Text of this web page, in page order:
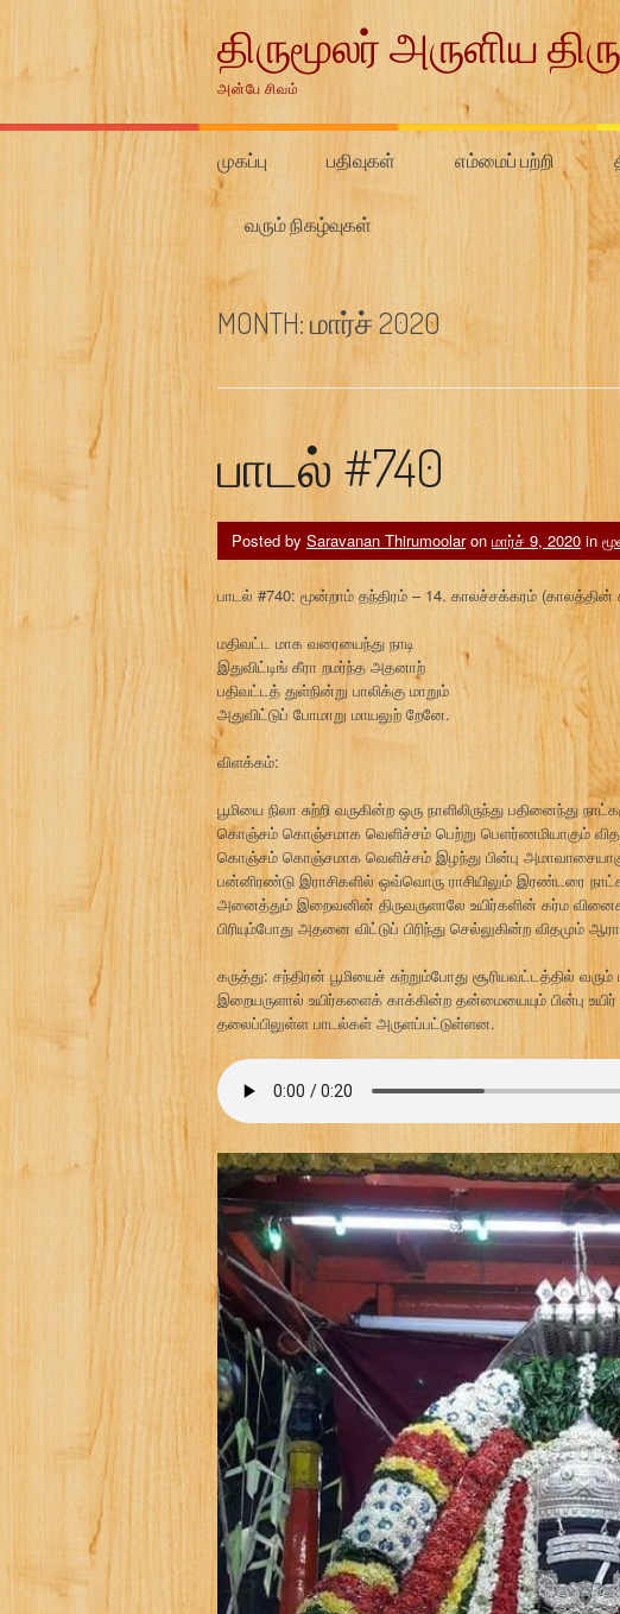
திருமூலர் அருளிய
அன்பே சிவம்
முகப்பு பதிவுகள் எம்மைப் பற்றி
வரும் நிகழ்வுகள்
MONTH:மார்ச் 2020
பாடல் #740
Posted by Saravanan Thirumoolaron மார்ச் 9, 2020 in
பாடல் #740: மூன்றாம் தந்திரம் – 14. காலச்சக்கரம் (காலத்தின்
மதிவட்ட மாக வரையைந்து நாடி
இதுவிட்டிங் கீரா றமர்ந்த அதனாற்
பதிவட்டத் துள்நின்று பாலிக்கு மாறும்
அதுவிட்டுப் போமாறு மாயலுற் றேனே.
விளக்கம்:
பூமியை நிலா சுற்றி வருகின்ற ஒரு நாளிலிருந்து பதினைந்து
கொஞ்சம் கொஞ்சமாக வெளிச்சம் பெற்று பெளர்ணமியாகும்
கொஞ்சம் கொஞ்சமாக வெளிச்சம் இழந்து பின்பு
பன்னிரண்டு இராசிகளில் ஒவ்வொரு ராசியிலும் இரண்டரை
அனைத்தும் இறைவனின் திருவருளாலே உயிர்களின் கர்ம
பிரியும்போது அதனை விட்டுப் பிரிந்து செல்லுகின்ற விதமும்
கருத்து: சந்திரன் பூமியைச் சுற்றும்போது சூரியவட்டத்தில்
இறையருளால் உயிர்களைக் காக்கின்ற தன்மையையும் பின்பு உயிர்
தலைப்பிலுள்ள பாடல்கள் அருளப்பட்டுள்ளன.